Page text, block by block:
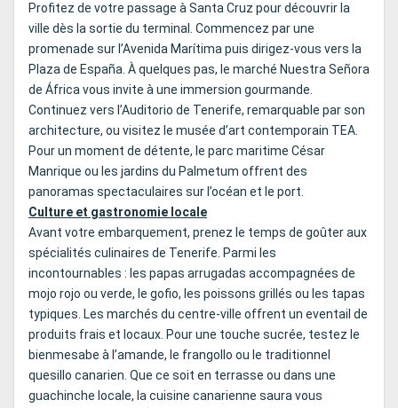
Profitez de votre passage à Santa Cruz pour découvrir la
ville dès la sortie du terminal. Commencez par une
promenade sur l’Avenida Marítima puis dirigez-vous vers la
Plaza de España. À quelques pas, le marché Nuestra Señora
de África vous invite à une immersion gourmande.
Continuez vers l’Auditorio de Tenerife, remarquable par son
architecture, ou visitez le musée d’art contemporain TEA.
Pour un moment de détente, le parc maritime César
Manrique ou les jardins du Palmetum offrent des
panoramas spectaculaires sur l’océan et le port.
Culture et gastronomie locale
Avant votre embarquement, prenez le temps de goûter aux
spécialités culinaires de Tenerife. Parmi les
incontournables : les papas arrugadas accompagnées de
mojo rojo ou verde, le gofio, les poissons grillés ou les tapas
typiques. Les marchés du centre-ville offrent un eventail de
produits frais et locaux. Pour une touche sucrée, testez le
bienmesabe à l’amande, le frangollo ou le traditionnel
quesillo canarien. Que ce soit en terrasse ou dans une
guachinche locale, la cuisine canarienne saura vous